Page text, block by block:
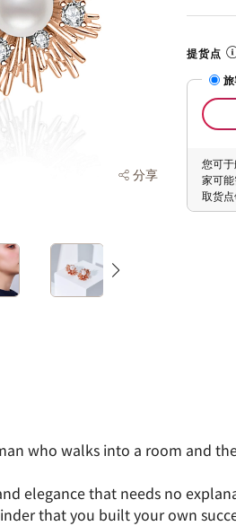
分享
提货点
您可
家可
取货点
who walks into a room and
elegance that needs no
that you built your own